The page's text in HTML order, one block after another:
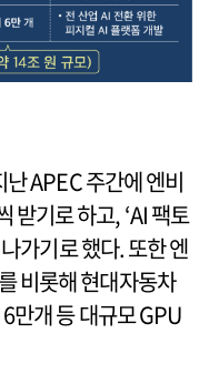
APEC 주간에 엔비
받기로 하고, ‘AI 팩토
가기로 했다. 또한 엔
비롯해 현대자동차
만개 등 대규모 GPU